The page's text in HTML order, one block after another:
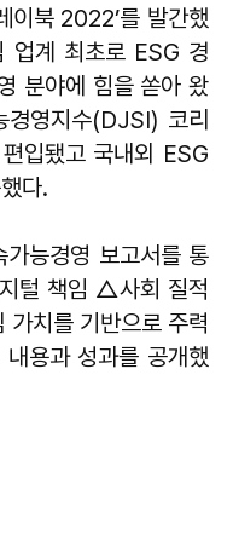
이북 2022’를 발간했
업계 최초로 ESG 경
분야에 힘을 쏟아 왔
영지수(DJSI) 코리
입됐고 국내외 ESG
다.
능경영 보고서를 통
털 책임 △사회 질적
치를 기반으로 주력
용과 성과를 공개했